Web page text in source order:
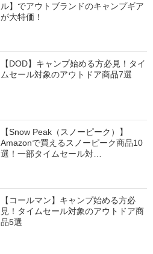
ル】でアウトブランドのキャンプギア
が大特価！
【DOD】キャンプ始める方必見！タイ
ムセール対象のアウトドア商品7選
【Snow Peak（スノーピーク）】
Amazonで買えるスノーピーク商品10
選！一部タイムセール対…
【コールマン】キャンプ始める方必
見！タイムセール対象のアウトドア商
品5選